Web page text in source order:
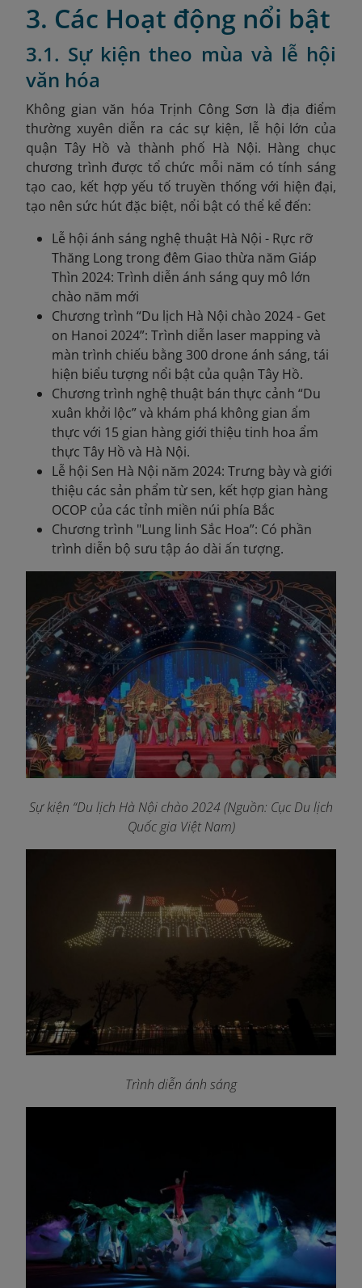
3. Các Hoạt động nổi bật
3.1. Sự kiện theo mùa và lễ hội
văn hóa
Không gian văn hóa Trịnh Công Sơn là địa điểm
thường xuyên diễn ra các sự kiện, lễ hội lớn của
quận Tây Hồ và thành phố Hà Nội. Hàng chục
chương trình được tổ chức mỗi năm có tính sáng
tạo cao, kết hợp yếu tố truyền thống với hiện đại,
tạo nên sức hút đặc biệt, nổi bật có thể kể đến:
Lễ hội ánh sáng nghệ thuật Hà Nội - Rực rỡ
Thăng Long trong đêm Giao thừa năm Giáp
Thìn 2024: Trình diễn ánh sáng quy mô lớn
chào năm mới
Chương trình “Du lịch Hà Nội chào 2024 - Get
on Hanoi 2024”: Trình diễn laser mapping và
màn trình chiếu bằng 300 drone ánh sáng, tái
hiện biểu tượng nổi bật của quận Tây Hồ.
Chương trình nghệ thuật bán thực cảnh “Du
xuân khởi lộc” và khám phá không gian ẩm
thực với 15 gian hàng giới thiệu tinh hoa ẩm
thực Tây Hồ và Hà Nội.
Lễ hội Sen Hà Nội năm 2024: Trưng bày và giới
thiệu các sản phẩm từ sen, kết hợp gian hàng
OCOP của các tỉnh miền núi phía Bắc
Chương trình "Lung linh Sắc Hoa”: Có phần
trình diễn bộ sưu tập áo dài ấn tượng.
Sự kiện “Du lịch Hà Nội chào 2024 (Nguồn: Cục Du lịch
Quốc gia Việt Nam)
Trình diễn ánh sáng